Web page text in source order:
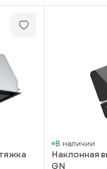
В наличии
Наклонная
GN